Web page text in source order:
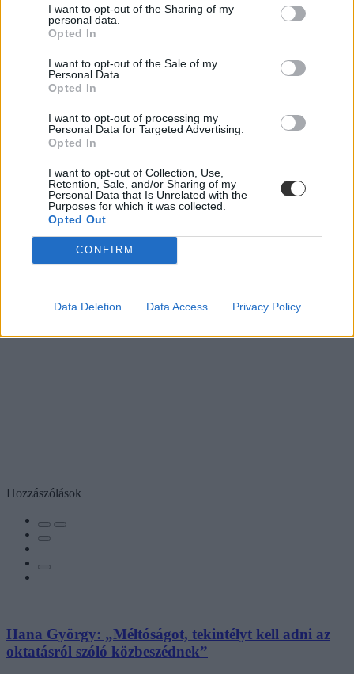
I want to opt-out of the Sharing of my
personal data.
Opted In
I want to opt-out of the Sale of my
Personal Data.
Opted In
I want to opt-out of processing my
Personal Data for Targeted Advertising.
Opted In
I want to opt-out of Collection, Use,
Retention, Sale, and/or Sharing of my
Personal Data that Is Unrelated with the
Purposes for which it was collected.
Opted Out
CONFIRM
Data Deletion Data Access Privacy Policy
Hozzászólások
Hana György: „Méltóságot, tekintélyt kell adni az
oktatásról szóló közbeszédnek”